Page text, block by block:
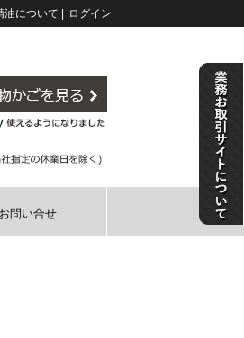
油について ログイン
お問い合せ